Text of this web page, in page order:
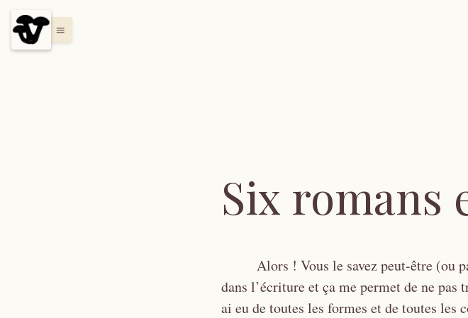
menu
Six romans
Alors ! Vous le savez peut-être (ou
dans l’écriture et ça me permet de ne
ai eu de toutes les formes et de toutes